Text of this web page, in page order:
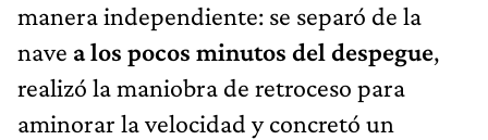
manera independiente: se separó de la
nave a los pocos minutos del despegue,
realizó la maniobra de retroceso para
aminorar la velocidad y concretó un